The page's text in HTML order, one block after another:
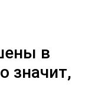
в
значит,